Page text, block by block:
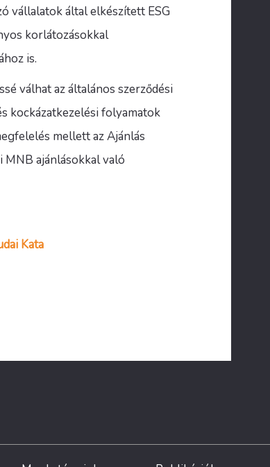
vállalatok által elkészített ESG
korlátozásokkal
is.
válhat az általános szerződési
kockázatkezelési folyamatok
mellett az Ajánlás
ajánlásokkal való
Kata